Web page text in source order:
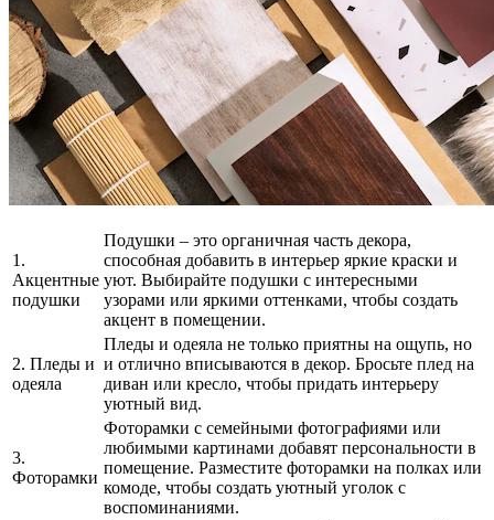
1.
Акцентные
подушки
Подушки – это органичная часть декора,
способная добавить в интерьер яркие краски и
уют. Выбирайте подушки с интересными
узорами или яркими оттенками, чтобы создать
акцент в помещении.
2. Пледы и
одеяла
Пледы и одеяла не только приятны на ощупь, но
и отлично вписываются в декор. Бросьте плед на
диван или кресло, чтобы придать интерьеру
уютный вид.
3.
Фоторамки
Фоторамки с семейными фотографиями или
любимыми картинами добавят персональности в
помещение. Разместите фоторамки на полках или
комоде, чтобы создать уютный уголок с
воспоминаниями.